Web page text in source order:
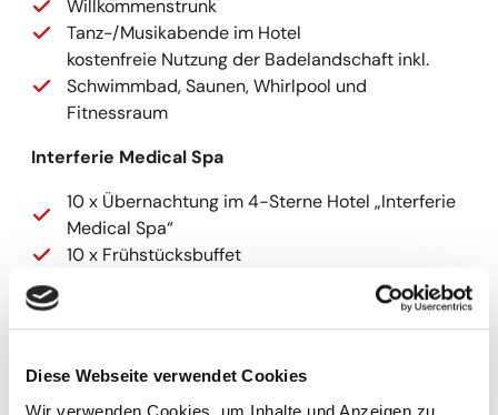
Diese Webseite verwendet Cookies
Wir verwenden Cookies, um Inhalte und Anzeigen zu
Willkommenstrunk
Tanz-/Musikabende im Hotel
kostenfreie Nutzung der Badelandschaft inkl.
Schwimmbad, Saunen, Whirlpool und
Fitnessraum
Interferie Medical Spa
10 x Übernachtung im 4-Sterne Hotel „Interferie
Medical Spa“
10 x Frühstücksbuffet
15 x Kuranwendungen pro Woche (werktags von
1 x klassische Massage ca. 20 min. pro Person